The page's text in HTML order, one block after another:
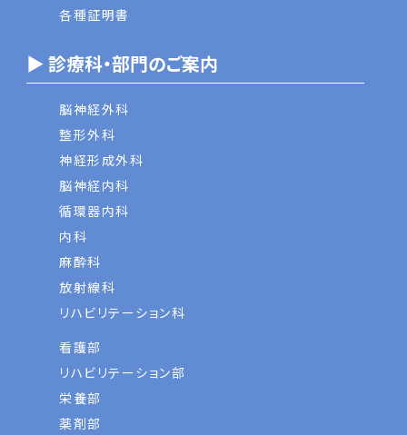
各種証明書
▶ 診療科・部門のご案内
脳神経外科
整形外科
神経形成外科
脳神経内科
循環器内科
内科
麻酔科
放射線科
リハビリテーション科
看護部
リハビリテーション部
栄養部
薬剤部